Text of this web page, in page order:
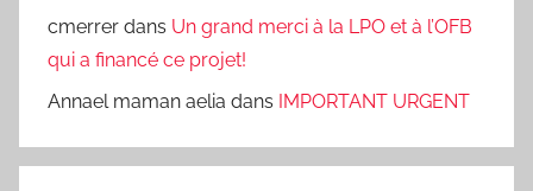
cmerrer dans Un grand merci à la LPO et à l’OFB
qui a financé ce projet!
Annael maman aelia dans IMPORTANT URGENT